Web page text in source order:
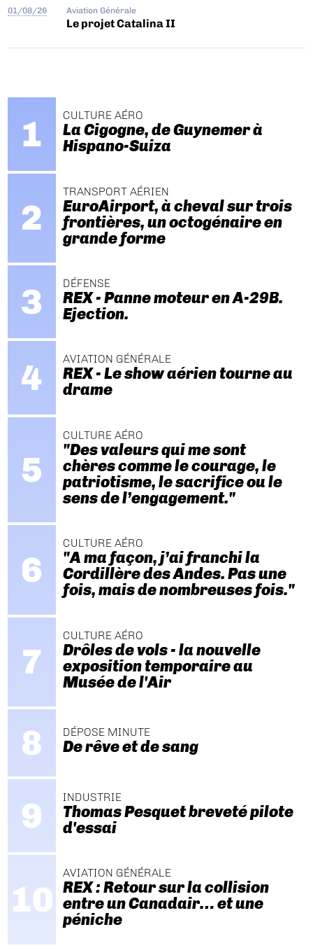
01/08/26 Aviation Générale
Le projet Catalina II
CULTURE AÉRO
La Cigogne, de Guynemer à
Hispano-Suiza
TRANSPORT AÉRIEN
EuroAirport, à cheval sur trois
frontières, un octogénaire en
grande forme
DÉFENSE
REX - Panne moteur en A-29B.
Ejection.
AVIATION GÉNÉRALE
REX - Le show aérien tourne au
drame
CULTURE AÉRO
"Des valeurs qui me sont
chères comme le courage, le
patriotisme, le sacrifice ou le
sens de l’engagement."
CULTURE AÉRO
"A ma façon, j’ai franchi la
Cordillère des Andes. Pas une
fois, mais de nombreuses fois."
CULTURE AÉRO
Drôles de vols - la nouvelle
exposition temporaire au
Musée de l'Air
DÉPOSE MINUTE
De rêve et de sang
INDUSTRIE
Thomas Pesquet breveté pilote
d'essai
AVIATION GÉNÉRALE
REX : Retour sur la collision
entre un Canadair… et une
péniche